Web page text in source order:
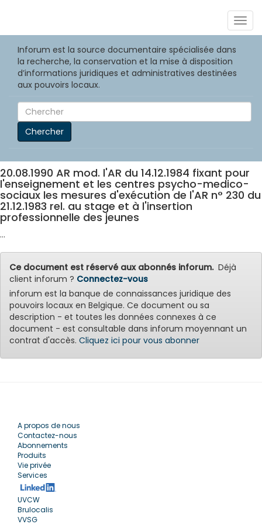
Inforum est la source documentaire spécialisée dans
la recherche, la conservation et la mise à disposition
d’informations juridiques et administratives destinées
aux pouvoirs locaux.
Chercher
20.08.1990 AR mod. l'AR du 14.12.1984 fixant pour
l'enseignement et les centres psycho-medico-
sociaux les mesures d'exécution de l'AR n° 230 du
21.12.1983 rel. au stage et à l'insertion
professionnelle des jeunes
...
Ce document est réservé aux abonnés inforum.Déjà
client inforum ? Connectez-vous
inforum est la banque de connaissances juridique des
pouvoirs locaux en Belgique. Ce document ou sa
description - et toutes les données connexes à ce
document - est consultable dans inforum moyennant un
contrat d'accès. Cliquez ici pour vous abonner
A propos de nous
Contactez-nous
Abonnements
Produits
Vie privée
Services
UVCW
Brulocalis
VVSG